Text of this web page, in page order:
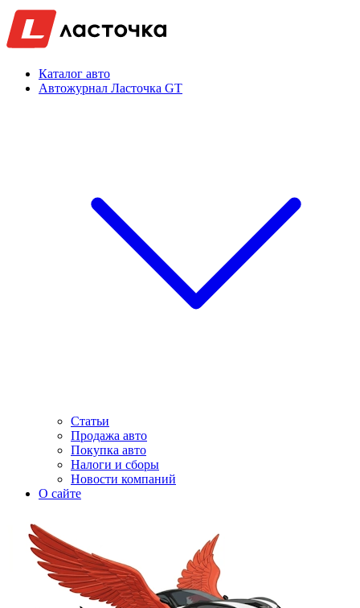
Каталог авто
Автожурнал Ласточка GT
Статьи
Продажа авто
Покупка авто
Налоги и сборы
Новости компаний
О сайте